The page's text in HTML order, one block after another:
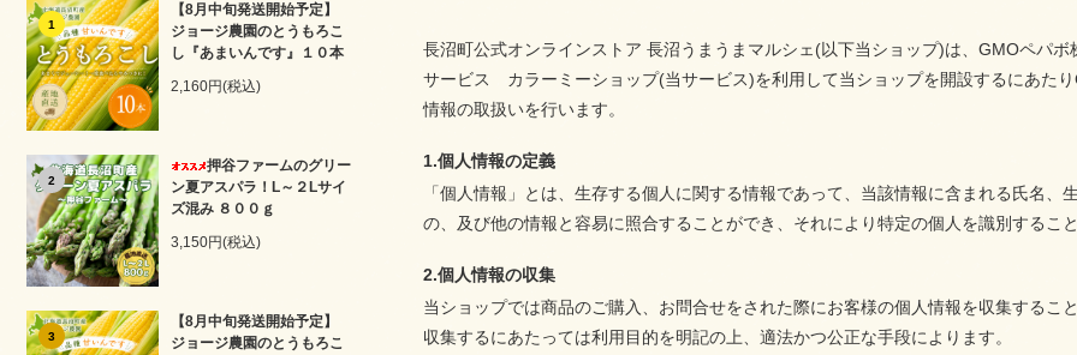
1
【8月中旬発送開始予定】
ジョージ農園のとうもろこ
し『あまいんです』１０本
2,160円(税込)
2
押谷ファームのグリー
ン夏アスパラ！L～２Lサイ
ズ混み ８００ｇ
3,150円(税込)
3
【8月中旬発送開始予定】
ジョージ農園のとうもろこ
長沼町公式オンラインストア 長沼うまうまマルシェ(以下当ショップ)は、 GMOペパボ
サービス カラーミーショップ(当サービス)を利用して当ショップを開設するにあた
情報の取扱いを行います。
1.個人情報の定義
「個人情報」とは、生存する個人に関する情報であって、当該情報に含まれる氏名
の、及び他の情報と容易に照合することができ、それにより特定の個人を識別するこ
2.個人情報の収集
当ショップでは商品のご購入、お問合せをされた際にお客様の個人情報を収集するこ
収集するにあたっては利用目的を明記の上、適法かつ公正な手段によります。